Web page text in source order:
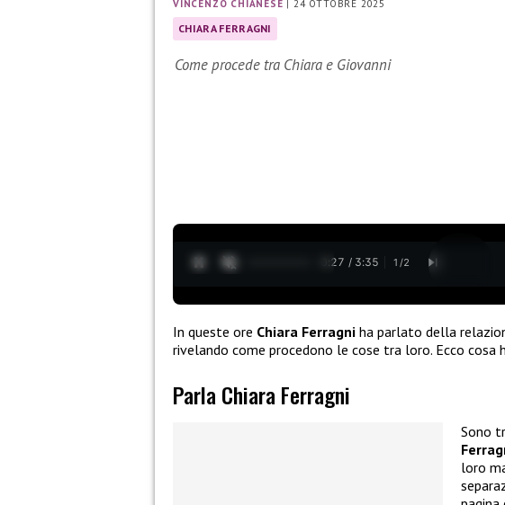
VINCENZO CHIANESE |24 OTTOBRE 2025
CHIARA FERRAGNI
Come procede tra Chiara e Giovanni
0:28 / 3:35 1 /2
In queste ore Chiara Ferragni ha parlato della
rivelando come procedono le cose tra loro. Ecco cosa
Parla Chiara Ferragni
Sono
loro